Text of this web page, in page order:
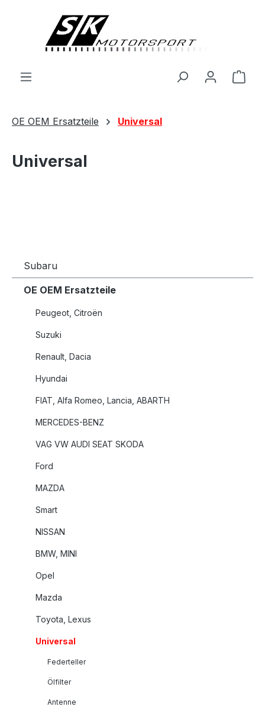
OE OEM Ersatzteile Universal
Universal
Subaru
OE OEM Ersatzteile
Peugeot, Citroën
Suzuki
Renault, Dacia
Hyundai
FIAT, Alfa Romeo, Lancia, ABARTH
MERCEDES-BENZ
VAG VW AUDI SEAT SKODA
Ford
MAZDA
Smart
NISSAN
BMW, MINI
Opel
Mazda
Toyota, Lexus
Universal
Federteller
Ölfilter
Antenne